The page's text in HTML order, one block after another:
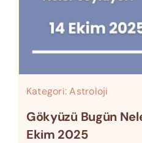
Kategori:Astroloji
Gökyüzü Bugün
Ekim 2025